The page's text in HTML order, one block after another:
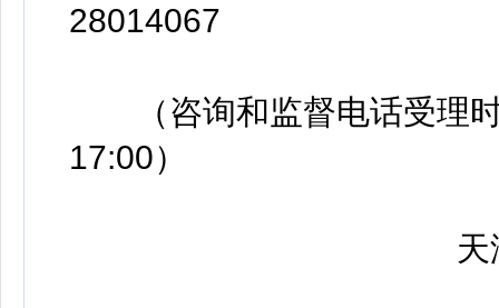
28014067
（咨询和监督电话受理时
17:00）
天津